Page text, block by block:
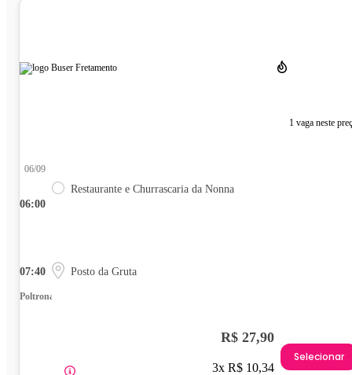
1 vaga neste
06:00
06/09
Restaurante e Churrascaria da Nonna
07:40 Posto da Gruta
Poltrona
R$ 27,90
3x R$ 10,34
Selecionar